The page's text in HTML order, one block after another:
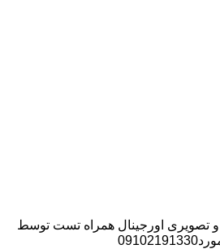
تصویری اورجینال همراه تست توسط